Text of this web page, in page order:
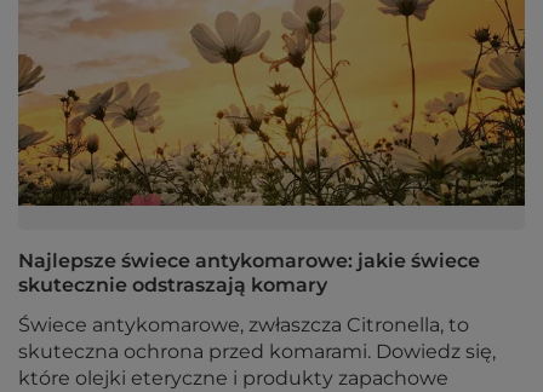
Najlepsze świece antykomarowe: jakie świece
skutecznie odstraszają komary
Świece antykomarowe, zwłaszcza Citronella, to
skuteczna ochrona przed komarami. Dowiedz się,
które olejki eteryczne i produkty zapachowe